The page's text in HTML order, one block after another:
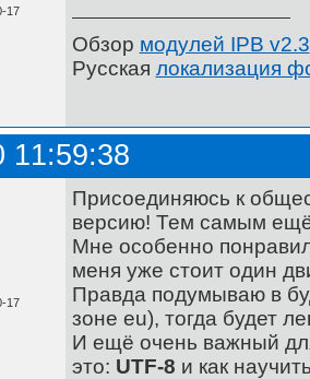
17
Обзор модулей IPB v2.3
Русская локализация
11:59:38
17
Присоединяюсь к
версию! Тем самым
Мне особенно
меня уже стоит один
Правда подумываю в
зоне eu), тогда будет
И ещё очень важный
это: UTF-8 и как